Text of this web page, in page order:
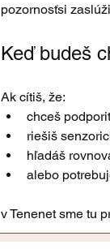
pozornosťsi
Keď budeš
Ak cítiš, že:
chceš
riešiš
hľadáš
alebo
v Tenenet sme tu